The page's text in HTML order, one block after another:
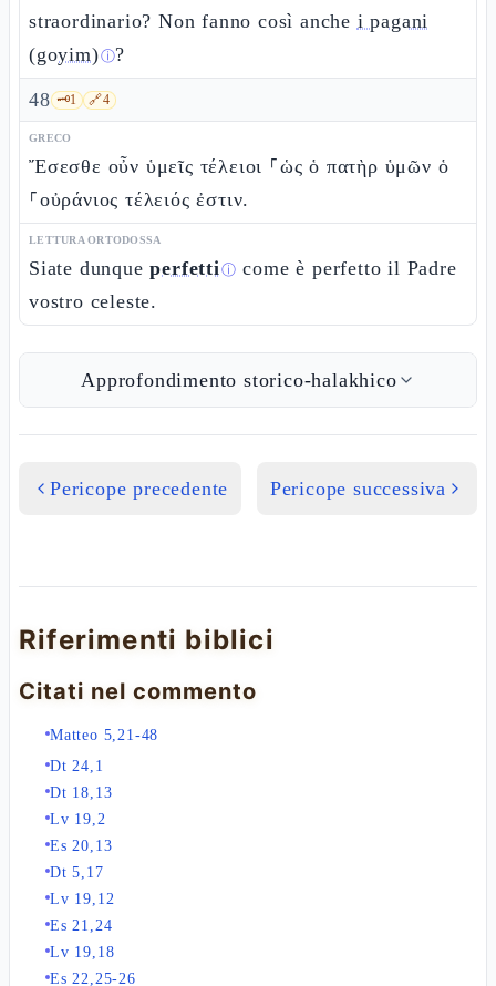
straordinario? Non fanno così anche i pagani
(goyim)ⓘ?
48 🗝️1 🔗4
GRECO
Ἔσεσθε οὖν ὑμεῖς τέλειοι ⸀ὡς ὁ πατὴρ ὑμῶν ὁ
⸀οὐράνιος τέλειός ἐστιν.
LETTURA ORTODOSSA
Siate dunqueperfettiⓘ come è perfetto il Padre
vostro celeste.
Approfondimento storico-halakhico
Pericope precedente Pericope successiva
Riferimenti biblici
Citati nel commento
Matteo 5,21-48
Dt 24,1
Dt 18,13
Lv 19,2
Es 20,13
Dt 5,17
Lv 19,12
Es 21,24
Lv 19,18
Es 22,25-26